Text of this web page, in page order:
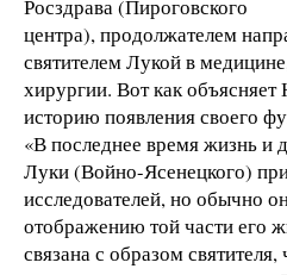
Росздрава (Пироговского
центра), продолжателем
святителем Лукой в
хирургии. Вот как
историю появления своего
«В последнее время жизнь и
Луки (Войно-Ясенецкого)
исследователей, но обычно
отображению той части его
связана с образом